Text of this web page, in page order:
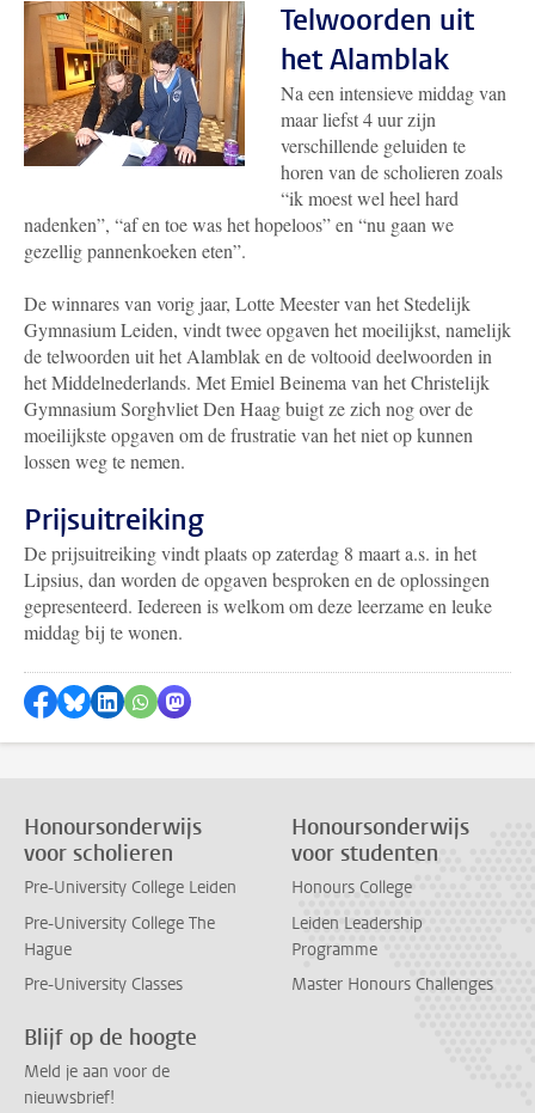
Telwoorden uit
het Alamblak
Na een intensieve middag van
maar liefst 4 uur zijn
verschillende geluiden te
horen van de scholieren zoals
“ik moest wel heel hard
nadenken”, “af en toe was het hopeloos” en “nu gaan we
gezellig pannenkoeken eten”.
De winnares van vorig jaar, Lotte Meester van het Stedelijk
Gymnasium Leiden, vindt twee opgaven het moeilijkst, namelijk
de telwoorden uit het Alamblak en de voltooid deelwoorden in
het Middelnederlands. Met Emiel Beinema van het Christelijk
Gymnasium Sorghvliet Den Haag buigt ze zich nog over de
moeilijkste opgaven om de frustratie van het niet op kunnen
lossen weg te nemen.
Prijsuitreiking
De prijsuitreiking vindt plaats op zaterdag 8 maart a.s. in het
Lipsius, dan worden de opgaven besproken en de oplossingen
gepresenteerd. Iedereen is welkom om deze leerzame en leuke
middag bij te wonen.
Delen op Facebook
Delen via Bluesky
Delen op LinkedIn
Delen via WhatsApp
Delen via Mastodon
Honoursonderwijs
voor scholieren
Pre-University College Leiden
Pre-University College The
Hague
Pre-University Classes
Honoursonderwijs
voor studenten
Honours College
Leiden Leadership
Programme
Master Honours Challenges
Blijf op de hoogte
Meld je aan voor de
nieuwsbrief!